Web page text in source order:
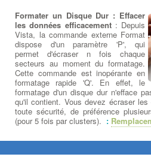
Formater un Disque Dur : Effacer
les données efficacement: Depuis
Vista, la commande externe Format
dispose d'un paramètre 'P', qui
permet d'écraser n fois chaque
secteurs au moment du formatage.
Cette commande est inopérante en
formatage rapide 'Q'. En effet, le
formatage d'un disque dur n'efface
qu'il contient. Vous devez écraser
toute sécurité, de préférence
(pour 5 fois par clusters). :